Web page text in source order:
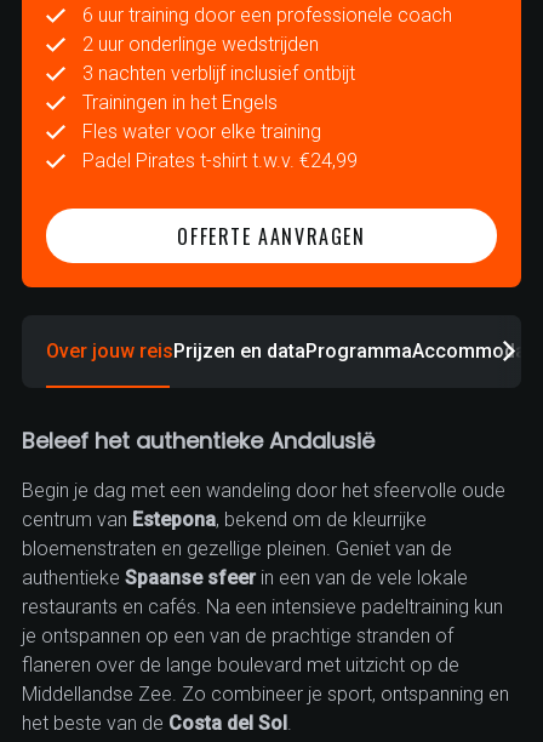
1/5
6 uur training door een professionele coach
2 uur onderlinge wedstrijden
3 nachten verblijf inclusief ontbijt
Trainingen in het Engels
Fles water voor elke training
Padel Pirates t-shirt t.w.v. €24,99
OFFERTE AANVRAGEN
Over jouw reisPrijzen en dataProgramma
Beleef het authentieke Andalusië
Begin je dag met een wandeling door het sfeervolle oude
centrum van Estepona, bekend om de kleurrijke
bloemenstraten en gezellige pleinen. Geniet van de
authentieke Spaanse sfeerin een van de vele lokale
restaurants en cafés. Na een intensieve padeltraining kun
je ontspannen op een van de prachtige stranden of
flaneren over de lange boulevard met uitzicht op de
Middellandse Zee. Zo combineer je sport, ontspanning en
het beste van de Costa del Sol.